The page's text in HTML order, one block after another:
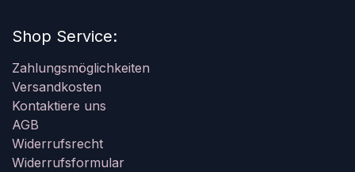
Shop Service:
Zahlungsmöglichkeiten
Versandkosten
Kontaktiere uns
AGB
Widerrufsrecht
Widerrufsformular